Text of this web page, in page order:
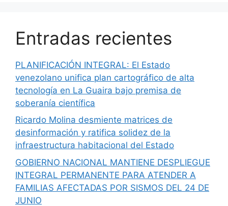
Entradas recientes
PLANIFICACIÓN INTEGRAL: El Estado
venezolano unifica plan cartográfico de alta
tecnología en La Guaira bajo premisa de
soberanía científica
Ricardo Molina desmiente matrices de
desinformación y ratifica solidez de la
infraestructura habitacional del Estado
GOBIERNO NACIONAL MANTIENE DESPLIEGUE
INTEGRAL PERMANENTE PARA ATENDER A
FAMILIAS AFECTADAS POR SISMOS DEL 24 DE
JUNIO